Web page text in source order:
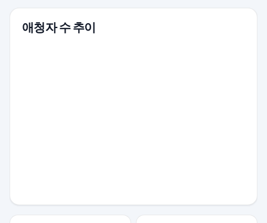
애청자 수 추이